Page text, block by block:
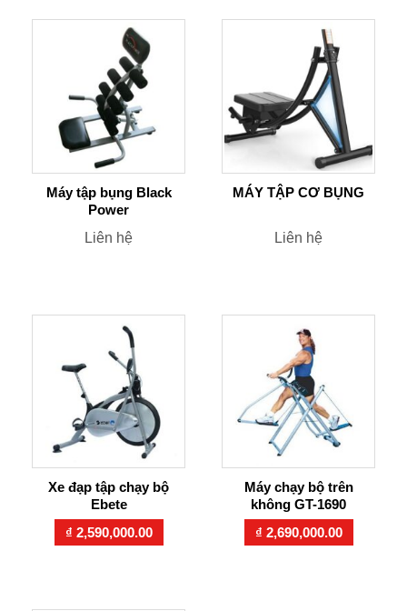
Máy tập bụng Black
Power
Liên hệ
MÁY TẬP CƠ BỤNG
Liên hệ
Xe đạp tập chạy bộ
Ebete
₫ 2,590,000.00
Máy chạy bộ trên
không GT-1690
₫ 2,690,000.00